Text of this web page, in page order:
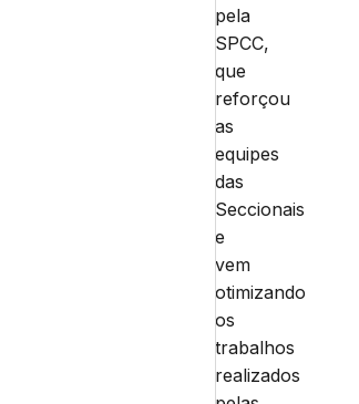
pela
SPCC,
que
reforçou
as
equipes
das
Seccionais
e
vem
otimizando
os
trabalhos
realizados